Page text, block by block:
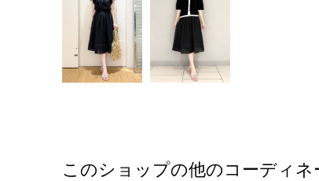
このショップの他のコーディネ